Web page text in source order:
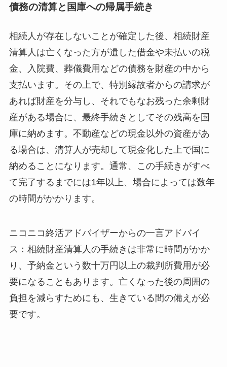
債務の清算と国庫への帰属手続き
相続人が存在しないことが確定した後、相続財産
清算人は亡くなった方が遺した借金や未払いの税
金、入院費、葬儀費用などの債務を財産の中から
支払います。その上で、特別縁故者からの請求が
あれば財産を分与し、それでもなお残った余剰財
産がある場合に、最終手続きとしてその残高を国
庫に納めます。不動産などの現金以外の資産があ
る場合は、清算人が売却して現金化した上で国に
納めることになります。通常、この手続きがすべ
て完了するまでには1年以上、場合によっては数年
の時間がかかります。
ニコニコ終活アドバイザーからの一言アドバイ
ス：相続財産清算人の手続きは非常に時間がかか
り、予納金という数十万円以上の裁判所費用が必
要になることもあります。亡くなった後の周囲の
負担を減らすためにも、生きている間の備えが必
要です。